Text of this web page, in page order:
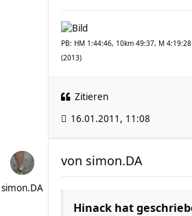
PB: HM 1:44:46, 10km 49:37, M
(2013)
Zitieren
16.01.2011, 11:08
simon.DA
von simon.DA
Hinack hat